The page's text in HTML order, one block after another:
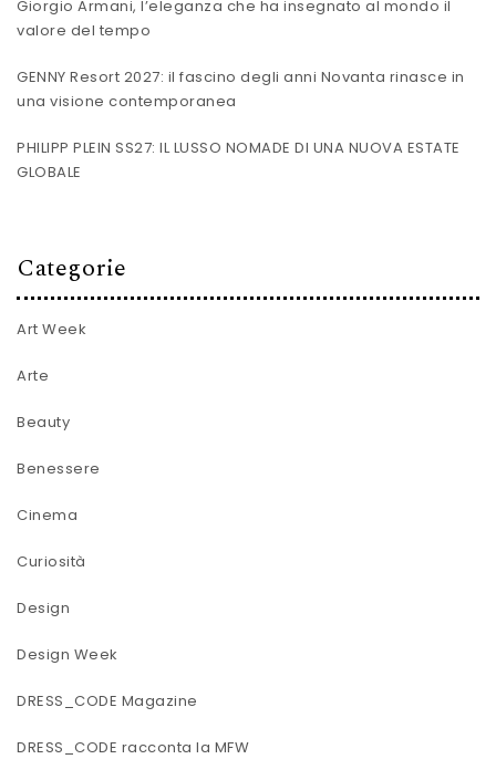
Giorgio Armani, l’eleganza che ha insegnato al mondo il
valore del tempo
GENNY Resort 2027: il fascino degli anni Novanta rinasce in
una visione contemporanea
PHILIPP PLEIN SS27: IL LUSSO NOMADE DI UNA NUOVA ESTATE
GLOBALE
Categorie
Art Week
Arte
Beauty
Benessere
Cinema
Curiosità
Design
Design Week
DRESS_CODE Magazine
DRESS_CODE racconta la MFW